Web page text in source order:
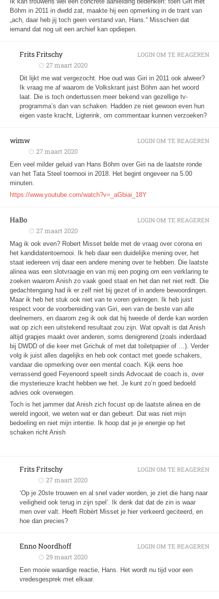
Böhm in 2011 in dwdd zat, maakte hij een opmerking in de trant van
„ach, daar heb jij toch geen verstand van, Hans.“ Misschien dat
iemand dat nog uit een archief kan opdiepen.
Frits Fritschy
27 maart 2020
Dit lijkt me wat vergezocht. Hoe oud was Giri in 2011 ook alweer?
Ik vraag me af waarom de Volkskrant juist Böhm aan het woord
laat. Die is toch ondertussen meer bekend van gezellige tv-
programma’s dan van schaken. Hadden ze niet gewoon even hun
eigen vaste kracht, Ligterink, om commentaar kunnen verzoeken?
LOGIN OM TE REAGEREN
wimw
27 maart 2020
Een veel milder geluid van Hans Böhm over Giri na de laatste ronde
van het Tata Steel toernooi in 2018. Het begint ongeveer na 5.00
minuten.
https://www.youtube.com/watch?v=_aGbiai_18Y
LOGIN OM TE REAGEREN
HaBo
27 maart 2020
Mag ik ook even? Robert Misset belde met de vraag over corona en
het kandidatentoernooi. Ik heb daar een duidelijke mening over, het
staat iedereen vrij daar een andere mening over te hebben. Die laatste
alinea was een slotvraagje en van mij een poging om een verklaring te
zoeken waarom Anish zo vaak goed staat en het dan net niet redt. Die
gedachtengang had ik er zelf niet bij gezet of in andere bewoordingen.
Maar ik heb het stuk ook niet van te voren gekregen. Ik heb juist
respect voor de voorbereiding van Giri, een van de beste van alle
deelnemers, en daarom zeg ik ook dat hij tweede of derde kan worden
wat op zich een uitstekend resultaat zou zijn. Wat opvalt is dat Anish
altijd grapjes maakt over anderen, soms denigrerend (zoals inderdaad
bij DWDD of die keer met Grichuk of met dat toiletpapier of …). Verder
volg ik juist alles dagelijks en heb ook contact met goede schakers,
vandaar die opmerking over een mental coach. Kijk eens hoe
verrassend goed Feyenoord speelt sinds Advocaat de coach is, over
die mysterieuze kracht hebben we het. Je kunt zo’n goed bedoeld
advies ook overwegen.
Toch is het jammer dat Anish zich focust op de laatste alinea en de
wereld ingooit, we weten wat er dan gebeurt. Dat was niet mijn
bedoeling en niet mijn intentie. Ik hoop dat je je energie op het
schaken richt Anish
LOGIN OM TE REAGEREN
Frits Fritschy
27 maart 2020
‘Op je 20ste trouwen en al snel vader worden, je ziet die hang naar
veiligheid ook terug in zijn spel’. Ik denk dat dat de zin is waar
men over valt. Heeft Robèrt Misset je hier verkeerd geciteerd, en
hoe dan precies?
LOGIN OM TE REAGEREN
Enno Noordhoff
29 maart 2020
Een mooie waardige reactie, Hans. Het wordt nu tijd voor een
vredesgesprek met elkaar.
LOGIN OM TE REAGEREN